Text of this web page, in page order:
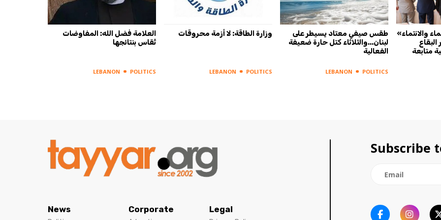
العلامة فضل الله: المفاوضات
تُقاس بنتائجها
LEBANON POLITICS
وزارة الطاقة: لا أزمة محروقات
LEBANON POLITICS
طقس صيفي معتاد يسيطر على
لبنان...والثلاثاء كتل حارة ضعيفة
الفعالية
LEBANON POLITICS
والانتماء»
متابعة
News Corporate Legal
Subscribe